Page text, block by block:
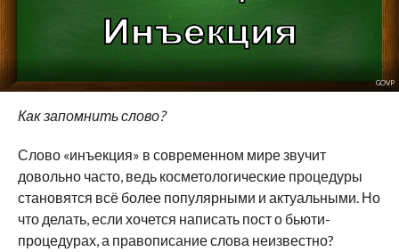
GOVP
Как запомнить слово?
Слово «инъекция» в современном мире звучит
довольно часто, ведь косметологические процедуры
становятся всё более популярными и актуальными. Но
что делать, если хочется написать пост о бьюти-
процедурах, а правописание слова неизвестно?